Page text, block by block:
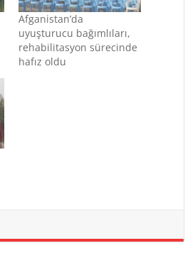
Afganistan’da
uyuşturucu bağımlıları,
rehabilitasyon sürecinde
hafız oldu